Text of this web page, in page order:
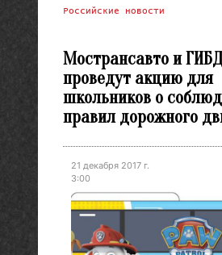
Российские новости
Мострансавто и
проведут акцию для
школьников о
правил дорожного
21 декабря 2017 г.
3:00